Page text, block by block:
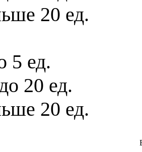
20 ед.
5 ед.
20 ед.
20 ед.